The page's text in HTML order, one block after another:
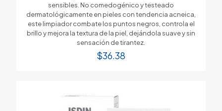
sensibles. No comedogénico y testeado
dermatológicamente en pieles con tendencia acneica,
este limpiador combate los puntos negros, controla el
brillo y mejora la textura de la piel, dejándola suave y sin
sensación de tirantez.
$36.38